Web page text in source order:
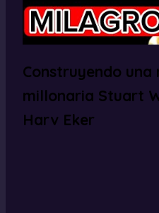
Construyendo
millonaria Stuart
Harv Eker